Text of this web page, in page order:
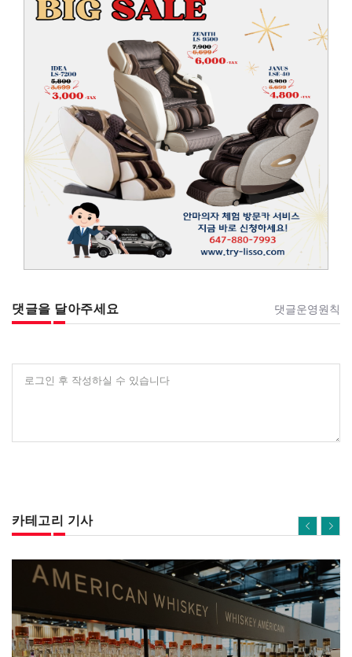
댓글을 달아주세요 댓글운영원칙
로그인 후 작성하실 수 있습니다
카테고리 기사